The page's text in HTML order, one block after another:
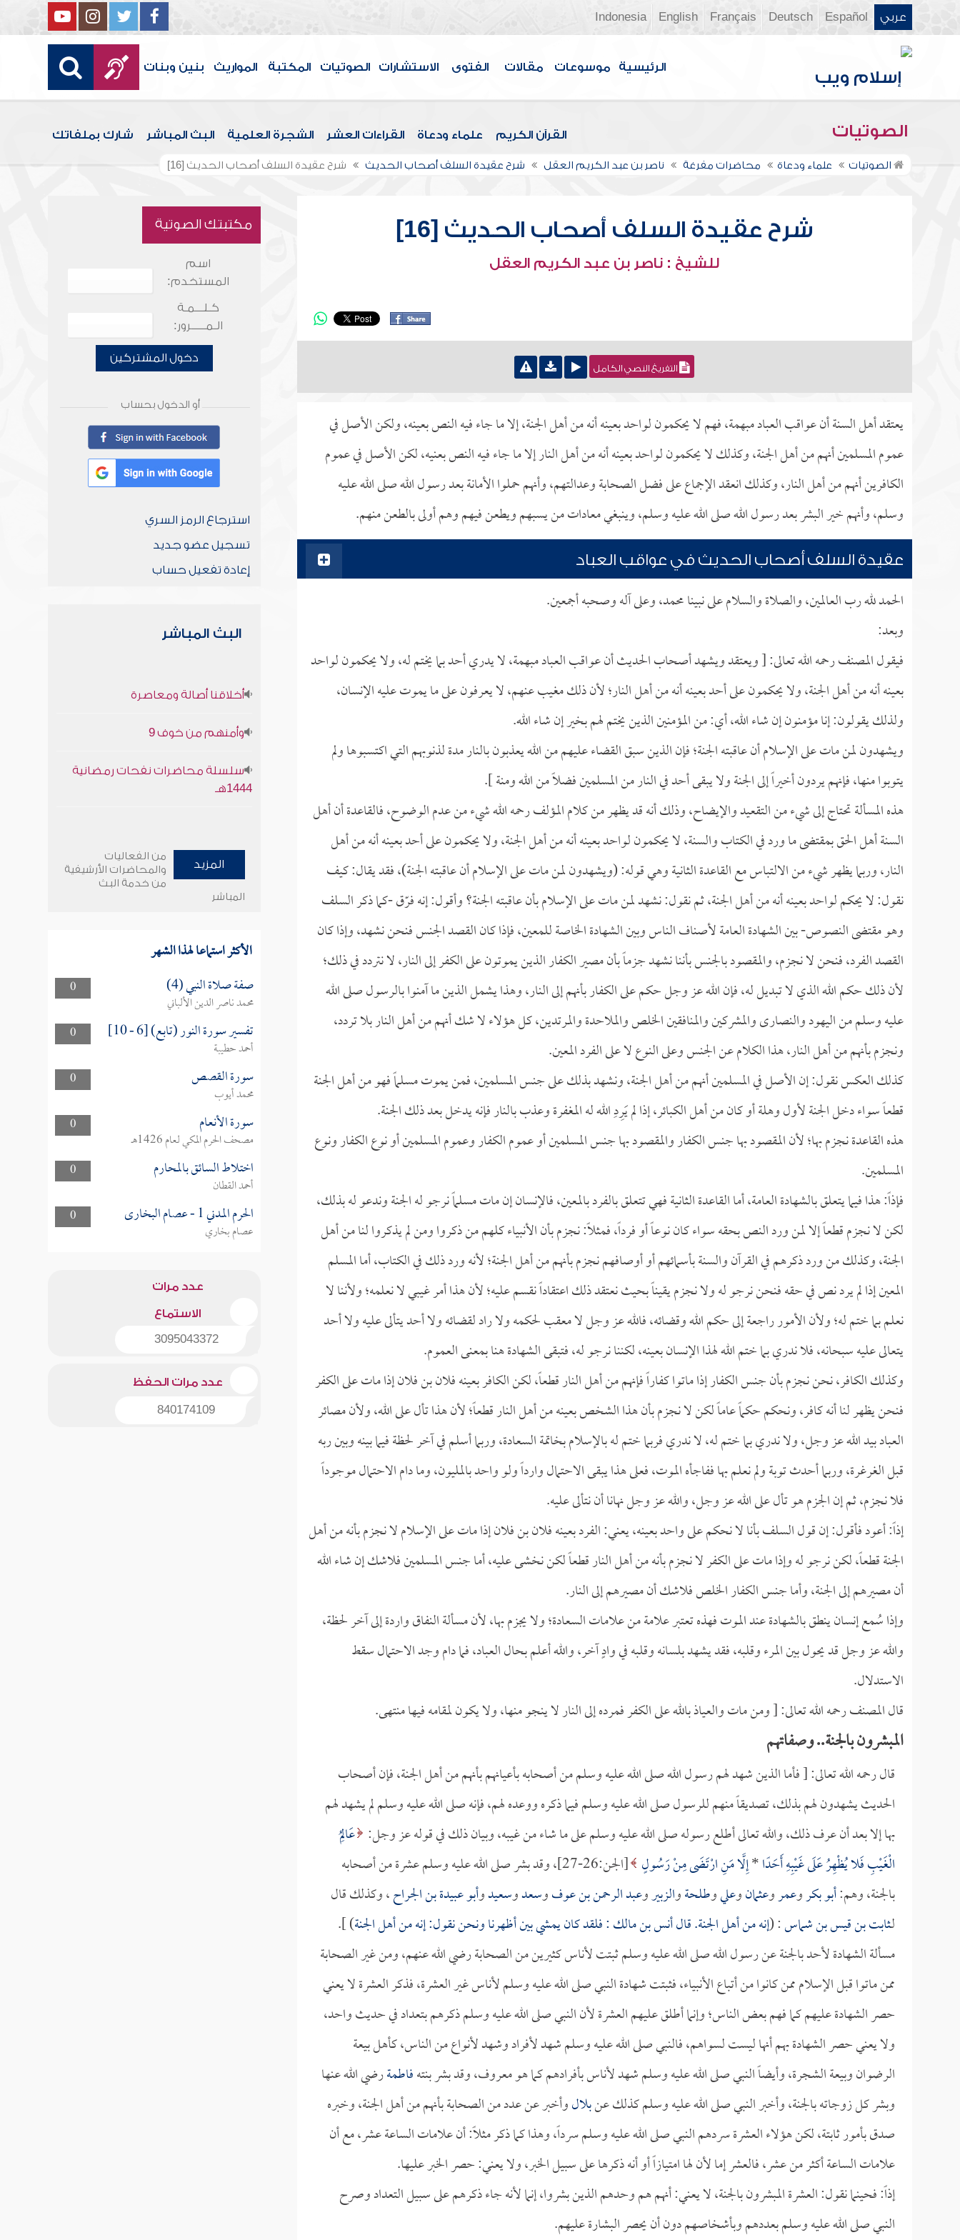
عربي Español
Deutsch
Français
English
Indonesia
الرئيسية موسوعات مقالات الفتوى الاستشارات الصوتيات المكتبة المواريث بنين وبنات
الصوتيات القرآن الكريم علماء ودعاة القراءات العشر الشجرة العلمية البث المباشر شارك بملفاتك
الصوتيات علماء ودعاة محاضرات مفرغة ناصر بن عبد الكريم العقل شرح عقيدة السلف أصحاب الحديث شرح عقيدة السلف أصحاب الحديث [16]
شرح عقيدة السلف أصحاب الحديث [16]
للشيخ : ناصر بن عبد الكريم العقل
التفريغ النصي الكامل
يعتقد أهل السنة أن عواقب العباد مبهمة، فهم لا يحكمون لواحد بعينه أنه من أهل الجنة، إلا ما جاء فيه النص بعينه، ولكن الأصل في
عموم المسلمين أنهم من أهل الجنة، وكذلك لا يحكمون لواحد بعينه أنه من أهل النار إلا ما جاء فيه النص بعنيه، لكن الأصل في عموم
الكافرين أنهم من أهل النار، وكذلك انعقد الإجماع على فضل الصحابة وعدالتهم، وأنهم حملوا الأمانة بعد رسول الله صلى الله عليه
وسلم، وأنهم خير البشر بعد رسول الله صلى الله عليه وسلم، وينبغي معادات من يسبهم ويطعن فيهم وهم أولى بالطعن منهم.
عقيدة السلف أصحاب الحديث في عواقب العباد
الحمد لله رب العالمين، والصلاة والسلام على نبينا محمد، وعلى آله وصحبه أجمعين.
وبعد:
فيقول المصنف رحمه الله تعالى: [ ويعتقد ويشهد أصحاب الحديث أن عواقب العباد مبهمة، لا يدري أحد بما يختم له، ولا يحكمون لواحد
بعينه أنه من أهل الجنة، ولا يحكمون على أحد بعينه أنه من أهل النار؛ لأن ذلك مغيب عنهم، لا يعرفون على ما يموت عليه الإنسان،
ولذلك يقولون: إنا مؤمنون إن شاء الله، أي: من المؤمنين الذين يختم لهم بخير إن شاء الله.
ويشهدون لمن مات على الإسلام أن عاقبته الجنة؛ فإن الذين سبق القضاء عليهم من الله يعذبون بالنار مدة لذنوبهم التي اكتسبوها ولم
يتوبوا منها، فإنهم يردون أخيراً إلى الجنة ولا يبقى أحد في النار من المسلمين فضلاً من الله ومنة ].
هذه المسألة تحتاج إلى شيء من التقعيد والإيضاح، وذلك أنه قد يظهر من كلام المؤلف رحمه الله شيء من عدم الوضوح، فالقاعدة أن أهل
السنة أهل الحق بمقتضى ما ورد في الكتاب والسنة، لا يحكمون لواحد بعينه أنه من أهل الجنة، ولا يحكمون على أحد بعينه أنه من أهل
النار، وربما يظهر شيء من الالتباس مع القاعدة الثانية وهي قوله: (ويشهدون لمن مات على الإسلام أن عاقبته الجنة)، فقد يقال: كيف
نقول: لا يحكم لواحد بعينه أنه من أهل الجنة، ثم نقول: نشهد لمن مات على الإسلام بأن عاقبته الجنة؟ وأقول: إنه فرّق -كما ذكر السلف
وهو مقتضى النصوص- بين الشهادة العامة لأصناف الناس وبين الشهادة الخاصة للمعين، فإذا كان القصد الجنس فنحن نشهد، وإذا كان
القصد الفرد، فنحن لا نجزم، والمقصود بالجنس بأننا نشهد جزماً بأن مصير الكفار الذين يموتون على الكفر إلى النار، لا نتردد في ذلك؛
لأن ذلك حكم الله الذي لا تبديل له، فإن الله عز وجل حكم على الكفار بأنهم إلى النار، وهذا يشمل الذين ما آمنوا بالرسول صلى الله
عليه وسلم من اليهود والنصارى والمشركين والمنافقين الخلص والملاحدة والمرتدين، كل هؤلاء لا شك أنهم من أهل النار بلا تردد،
ونجزم بأنهم من أهل النار، هذا الكلام عن الجنس وعلى النوع لا على الفرد المعين.
كذلك العكس نقول: إن الأصل في المسلمين أنهم من أهل الجنة، ونشهد بذلك على جنس المسلمين، فمن يموت مسلماً فهو من أهل الجنة
قطعاً سواء دخل الجنة لأول وهلة أو كان من أهل الكبائر، إذا لم يَرِدِ الله له المغفرة وعذب بالنار فإنه يدخل بعد ذلك الجنة.
هذه القاعدة نجزم بها؛ لأن المقصود بها جنس الكفار والمقصود بها جنس المسلمين أو عموم الكفار وعموم المسلمين أو نوع الكفار ونوع
المسلمين.
فإذاً: هذا فيما يتعلق بالشهادة العامة، أما القاعدة الثانية فهي تتعلق بالفرد بالمعين، فالإنسان إن مات مسلماً نرجو له الجنة وندعو له بذلك،
لكن لا نجزم قطعاً إلا لمن ورد النص بحقه سواء كان نوعاً أو فرداً، فمثلاً: نجزم بأن الأنبياء كلهم من ذكروا ومن لم يذكروا لنا من أهل
الجنة، وكذلك من ورد ذكرهم في القرآن والسنة بأسمائهم أو أوصافهم نجزم بأنهم من أهل الجنة؛ لأنه ورد ذلك في الكتاب، أما المسلم
المعين إذا لم يرد نص في حقه فنحن نرجو له ولا نجزم يقيناً بحيث نعتقد ذلك اعتقاداً نقسم عليه؛ لأن هذا أمر غيبي لا نعلمه؛ ولأننا لا
نعلم بما ختم له؛ ولأن الأمور راجعة إلى حكم الله وقضائه، فالله عز وجل لا معقب لحكمه ولا راد لقضائه ولا أحد يتألى عليه ولا أحد
يتعالى عليه سبحانه، فلا ندري بما ختم الله لهذا الإنسان بعينه، لكننا نرجو له، فتبقى الشهادة هنا بمعنى العموم.
وكذلك الكافر، نحن نجزم بأن جنس الكفار إذا ماتوا كفاراً فإنهم من أهل النار قطعاً، لكن الكافر بعينه فلان بن فلان إذا مات على الكفر
فنحن يظهر لنا أنه كافر، ونحكم حكماً عاماً لكن لا نجزم بأن هذا الشخص بعينه من أهل النار قطعاً؛ لأن هذا تأل على الله، ولأن مصائر
العباد بيد الله عز وجل، ولا ندري بما ختم له، لا ندري فربما ختم له بالإسلام بخاتمة السعادة، وربما أسلم في آخر لحظة فيما بينه وبين ربه
قبل الغرغرة، وربما أحدث توبة ولم نعلم بها ففاجأه الموت، فعلى هذا يبقى الاحتمال وارداً ولو واحد بالمليون، وما دام الاحتمال موجوداً
فلا نجزم، ثم إن الجزم هو تأل على الله عز وجل، والله عز وجل نهانا أن نتألى عليه.
إذاً: أعود فأقول: إن قول السلف بأنا لا نحكم على واحد بعينه، يعني: الفرد بعينه فلان بن فلان إذا مات على الإسلام لا نجزم بأنه من أهل
الجنة قطعاً، لكن نرجو له وإذا مات على الكفر لا نجزم بأنه من أهل النار قطعاً لكن نخشى عليه، أما جنس المسلمين فلاشك إن شاء الله
أن مصيرهم إلى الجنة، وأما جنس الكفار الخلص فلاشك أن مصيرهم إلى النار.
وإذا سُمع إنسان ينطق بالشهادة عند الموت فهذه تعتبر علامة من علامات السعادة؛ ولا يجزم بها، لأن مسألة النفاق واردة إلى آخر لحظة،
والله عز وجل قد يحول بين المرء وقلبه، فقد يشهد بلسانه وقلبه في وادٍ آخر، والله أعلم بحال العباد، فما دام وجد الاحتمال سقط
الاستدلال.
قال المصنف رحمه الله تعالى: [ ومن مات والعياذ بالله على الكفر فمرده إلى النار لا ينجو منها، ولا يكون لمقامه فيها منتهى.
المبشرون بالجنة.. وصفاتهم
قال رحمه الله تعالى: [ فأما الذين شهد لهم رسول الله صلى الله عليه وسلم من أصحابه بأعيانهم بأنهم من أهل الجنة، فإن أصحاب
الحديث يشهدون لهم بذلك، تصديقاً منهم للرسول صلى الله عليه وسلم فيما ذكره ووعده لهم، فإنه صلى الله عليه وسلم لم يشهد لهم
بها إلا بعد أن عرف ذلك، والله تعالى أطلع رسوله صلى الله عليه وسلم على ما شاء من غيبه، وبيان ذلك في قوله عز وجل: عَالِمُ
الْغَيْبِ فَلا يُظْهِرُ عَلَى غَيْبِهِ أَحَدًا*إِلَّا مَنِ ارْتَضَى مِنْ رَسُولٍ
[الجن:26-27]، وقد بشر صلى الله عليه وسلم عشرة من أصحابه
بالجنة، وهم:أبو بكروعمروعثمانوعليوطلحةوالزبيروعبد الرحمن بن عوفوسعدوسعيدوأبو عبيدة بن الجراح، وكذلك قال
لـثابت بن قيس بن شماس: (إنه من أهل الجنة. قالأنس بن مالك: فلقد كان يمشي بين أظهرنا ونحن نقول: إنه من أهل الجنة) ].
مسألة الشهادة لأحد بالجنة عن رسول الله صلى الله عليه وسلم ثبتت لأناس كثيرين من الصحابة رضي الله عنهم، ومن غير الصحابة
ممن ماتوا قبل الإسلام ممن كانوا من أتباع الأنبياء، فثبتت شهادة النبي صلى الله عليه وسلم لأناس غير العشرة، فذكر العشرة لا يعني
حصر الشهادة عليهم كما فهم بعض الناس؛ وإنما أطلق عليهم العشرة لأن النبي صلى الله عليه وسلم ذكرهم بتعداد في حديث واحد،
ولا يعني حصر الشهادة بهم أنها ليست لسواهم، فالنبي صلى الله عليه وسلم شهد لأفراد وشهد لأنواع من الناس، كأهل بيعة
الرضوان وبيعة الشجرة، وأيضاً النبي صلى الله عليه وسلم شهد لأناس بأفرادهم كما هو معروف، وقد بشر بنتهفاطمةرضي الله عنها
وبشر كل زوجاته بالجنة، وأخبر النبي صلى الله عليه وسلم كذلك عنبلالوأخبر عن عدد من الصحابة بأنهم من أهل الجنة، وخبره
صدق بأمور ثابتة، لكن هؤلاء العشرة سردهم النبي صلى الله عليه وسلم سرداً، وهذا كما ذكر مثلاً: أن علامات الساعة عشر، مع أن
علامات الساعة أكثر من عشر، فالعشر إما لأن لها امتيازاً أو أنه ذكرها على سبيل الخبر، ولا يعني: حصر الخبر عليها.
إذاً: فحينما نقول: العشرة المبشرون بالجنة، لا يعني: أنهم هم وحدهم الذين بشروا، إنما لأنه جاء ذكرهم على سبيل التعداد وصرح
النبي صلى الله عليه وسلم بعددهم وبأشخاصهم دون أن يحصر البشارة عليهم.
مكتبتك الصوتية
اسم
المستخدم:
كـلـــمـة
الـمـــــرور:
دخول المشتركين
أو الدخول بحساب
استرجاع الرمز السري
تسجيل عضو جديد
إعادة تفعيل حساب
البث المباشر
أخلاقنا أصالة ومعاصرة
وأمنهم من خوف 9
سلسلة محاضرات نفحات رمضانية
1444هـ
المزيد
من الفعاليات
والمحاضرات الأرشيفية
من خدمة البث
المباشر
الأكثر استماعا لهذا الشهر
0 صفة صلاة النبي (4)
محمد ناصر الدين الألباني
0
تفسير سورة النور (تابع) [6 - 10]
أحمد حطيبة
0
سورة القصص
محمد أيوب
0
سورة الأنعام
مصحف الحرم المكي لعام 1426هـ
0
اختلاط السائق بالمحارم
أحمد القطان
0
الحرم المدني 1 - عصام البخارى
عصام بخاري
عدد مرات
الاستماع
3095043372
عدد مرات الحفظ
840174109